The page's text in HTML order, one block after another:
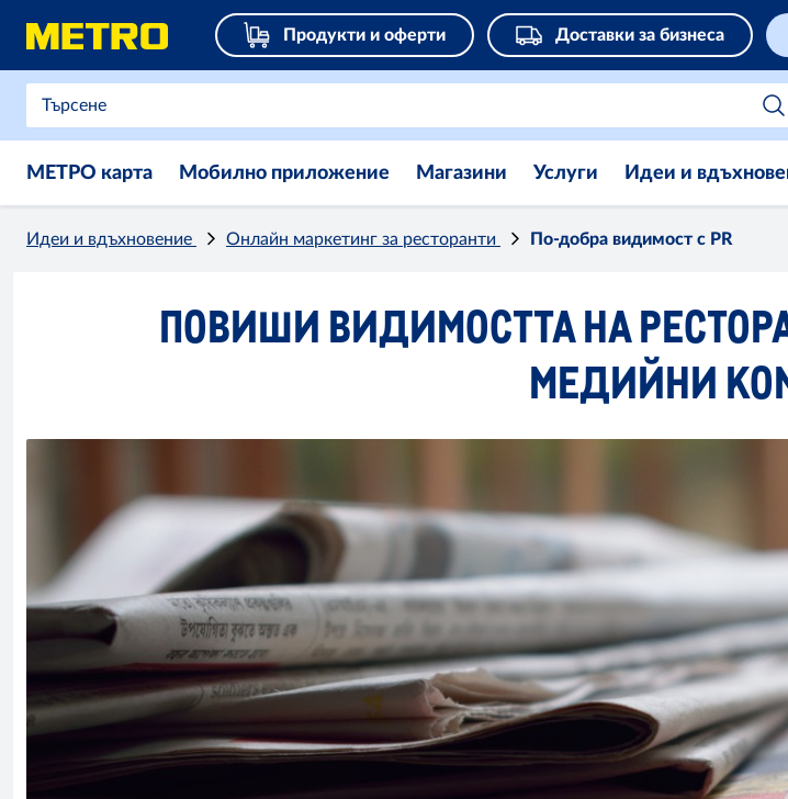
Продукти и оферти Доставки за бизнеса
МЕТРО карта Мобилно приложение Магазини Услуги Идеи и
Идеи и вдъхновение Онлайн маркетинг за ресторанти По-добра видимост с PR
ПОВИШИ ВИДИМОСТТА НА
МЕДИЙНИ